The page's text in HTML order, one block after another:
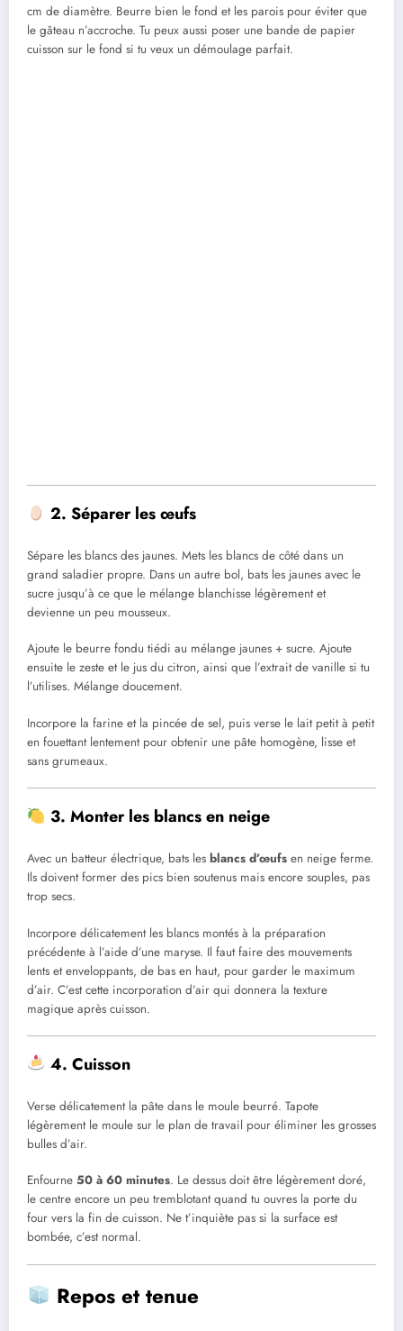
cm de diamètre. Beurre bien le fond et les parois pour éviter que
le gâteau n’accroche. Tu peux aussi poser une bande de papier
cuisson sur le fond si tu veux un démoulage parfait.
2. Séparer les œufs
Sépare les blancs des jaunes. Mets les blancs de côté dans un
grand saladier propre. Dans un autre bol, bats les jaunes avec le
sucre jusqu’à ce que le mélange blanchisse légèrement et
devienne un peu mousseux.
Ajoute le beurre fondu tiédi au mélange jaunes + sucre. Ajoute
ensuite le zeste et le jus du citron, ainsi que l’extrait de vanille si tu
l’utilises. Mélange doucement.
Incorpore la farine et la pincée de sel, puis verse le lait petit à petit
en fouettant lentement pour obtenir une pâte homogène, lisse et
sans grumeaux.
3. Monter les blancs en neige
Avec un batteur électrique, bats les blancs d’œufs en neige ferme.
Ils doivent former des pics bien soutenus mais encore souples, pas
trop secs.
Incorpore délicatement les blancs montés à la préparation
précédente à l’aide d’une maryse. Il faut faire des mouvements
lents et enveloppants, de bas en haut, pour garder le maximum
d’air. C’est cette incorporation d’air qui donnera la texture
magique après cuisson.
4. Cuisson
Verse délicatement la pâte dans le moule beurré. Tapote
légèrement le moule sur le plan de travail pour éliminer les grosses
bulles d’air.
Enfourne 50 à 60 minutes. Le dessus doit être légèrement doré,
le centre encore un peu tremblotant quand tu ouvres la porte du
four vers la fin de cuisson. Ne t’inquiète pas si la surface est
bombée, c’est normal.
Repos et tenue